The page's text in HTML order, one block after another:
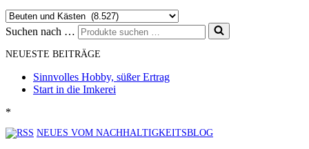
Suchen nach …
NEUESTE BEITRÄGE
Sinnvolles Hobby, süßer Ertrag
Start in die Imkerei
*
NEUES VOM NACHHALTIGKEITSBLOG